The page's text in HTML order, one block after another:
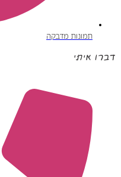
תמונות מדבקה
דברו איתי